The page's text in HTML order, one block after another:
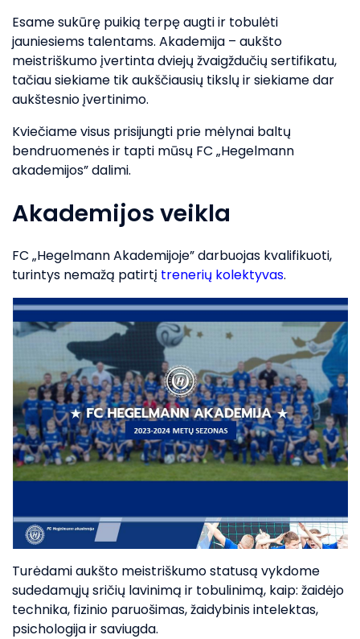
Esame sukūrę puikią terpę augti ir tobulėti
jauniesiems talentams. Akademija – aukšto
meistriškumo įvertinta dviejų žvaigždučių sertifikatu,
tačiau siekiame tik aukščiausių tikslų ir siekiame dar
aukštesnio įvertinimo.
Kviečiame visus prisijungti prie mėlynai baltų
bendruomenės ir tapti mūsų FC „Hegelmann
akademijos” dalimi.
Akademijos veikla
FC „Hegelmann Akademijoje” darbuojas kvalifikuoti,
turintys nemažą patirtį trenerių kolektyvas.
Turėdami aukšto meistriškumo statusą vykdome
sudedamųjų sričių lavinimą ir tobulinimą, kaip: žaidėjo
technika, fizinio paruošimas, žaidybinis intelektas,
psichologija ir saviugda.